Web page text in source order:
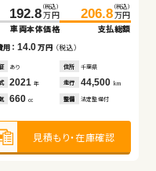
192.8 （税込）
万円
車両本体価格
206.8 （税込）
万円
支払総額
： 14.0万円 （税込）
あり 住所 千葉県
2021年 走行 44,500 km
660cc 整備 法定整備付
見積もり・在庫確認
142.3 （税込）
万円
車両本体価格
152.0 （税込）
万円
支払総額
： 9.7万円（税込）
なし 住所 大分県
2020年 走行 31,600 km
1,000 整備 法定整備付
見積もり・在庫確認
742.3 （税込）
万円
車両本体価格
755.3 （税込）
万円
支払総額
： 13.0万円 （税込）
あり 住所 福島県
2023年 走行 32,800 km
2,500 整備 法定整備付
見積もり・在庫確認